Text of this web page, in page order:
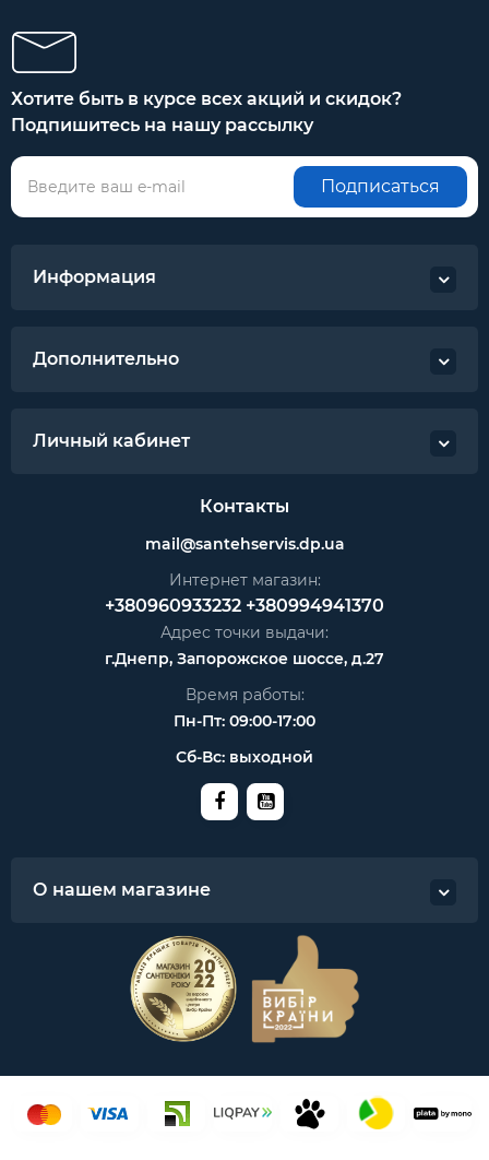
Хотите быть в курсе всех акций и скидок?
Подпишитесь на нашу рассылку
Подписаться
Информация
Дополнительно
Личный кабинет
Контакты
mail@santehservis.dp.ua
Интернет магазин:
+380960933232 +380994941370
Адрес точки выдачи:
г.Днепр, Запорожское шоссе, д.27
Время работы:
Пн-Пт: 09:00-17:00
Сб-Вс: выходной
О нашем магазине